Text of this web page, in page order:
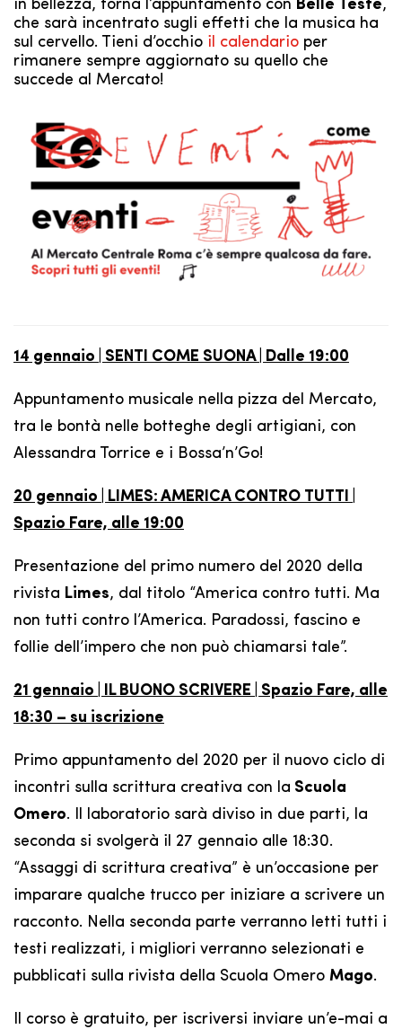
in bellezza, torna l’appuntamento con Belle Teste,
che sarà incentrato sugli effetti che la musica ha
sul cervello. Tieni d’occhio il calendario per
rimanere sempre aggiornato su quello che
succede al Mercato!
14 gennaio | SENTI COME SUONA | Dalle 19:00
Appuntamento musicale nella pizza del Mercato,
tra le bontà nelle botteghe degli artigiani, con
Alessandra Torrice e i Bossa’n’Go!
20 gennaio | LIMES: AMERICA CONTRO TUTTI |
Spazio Fare, alle 19:00
Presentazione del primo numero del 2020 della
rivista Limes, dal titolo “America contro tutti. Ma
non tutti contro l’America. Paradossi, fascino e
follie dell’impero che non può chiamarsi tale”.
21 gennaio | IL BUONO SCRIVERE | Spazio Fare, alle
18:30 – su iscrizione
Primo appuntamento del 2020 per il nuovo ciclo di
incontri sulla scrittura creativa con la Scuola
Omero. Il laboratorio sarà diviso in due parti, la
seconda si svolgerà il 27 gennaio alle 18:30.
“Assaggi di scrittura creativa” è un’occasione per
imparare qualche trucco per iniziare a scrivere un
racconto. Nella seconda parte verranno letti tutti i
testi realizzati, i migliori verranno selezionati e
pubblicati sulla rivista della Scuola Omero Mago.
Il corso è gratuito, per iscriversi inviare un’e-mai a